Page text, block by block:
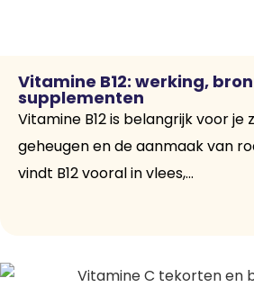
Vitamine B12: werking,
supplementen
Vitamine B12 is belangrijk voor je
geheugen en de aanmaak van
vindt B12 vooral in vlees,...